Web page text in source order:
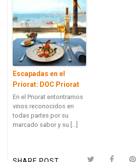
Escapadas en el
Priorat: DOC Priorat
En el Priorat entontramos
vinos reconocidos en
todas partes por su
marcado sabor y su […]